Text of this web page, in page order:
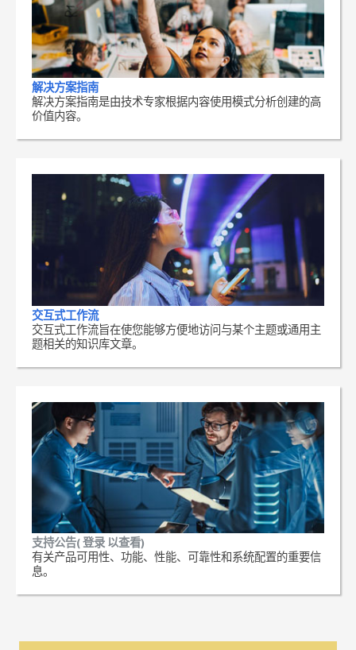
解决方案指南
解决方案指南是由技术专家根据内容使用模式分析创建的高
价值内容。
交互式工作流
交互式工作流旨在使您能够方便地访问与某个主题或通用主
题相关的知识库文章。
支持公告( 登录 以查看)
有关产品可用性、功能、性能、可靠性和系统配置的重要信
息。